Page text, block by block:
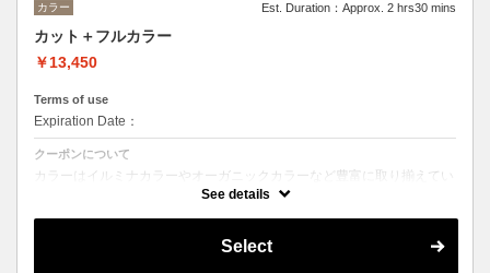
カラー Est. Duration：Approx. 2 hrs30 mins
カット＋フルカラー
￥13,450
Terms of use
Expiration Date：
クーポンについて
カラーはイルミナカラーやオーガニックカラーなど豊富に取り揃えてい
デザインによってベストな選択をさせて頂きます。
See details
Select